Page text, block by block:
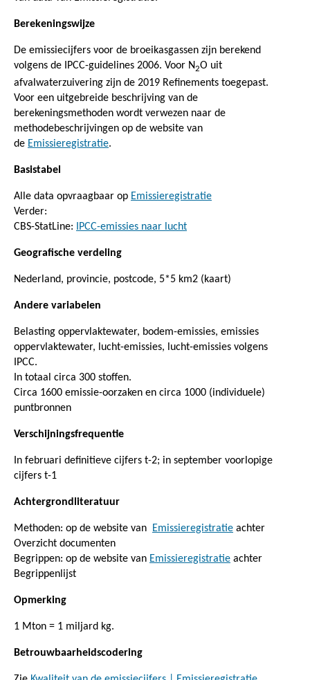
Berekeningswijze
De emissiecijfers voor de broeikasgassen zijn berekend
volgens de IPCC-guidelines 2006. Voor N2O uit
afvalwaterzuivering zijn de 2019 Refinements toegepast.
Voor een uitgebreide beschrijving van de
berekeningsmethoden wordt verwezen naar de
methodebeschrijvingen op de website van
de Emissieregistratie.
Basistabel
Alle data opvraagbaar op Emissieregistratie
Verder:
CBS-StatLine:
IPCC-emissies naar lucht
Geografische verdeling
Nederland, provincie, postcode, 5*5 km2 (kaart)
Andere variabelen
Belasting oppervlaktewater, bodem-emissies, emissies
oppervlaktewater, lucht-emissies, lucht-emissies volgens
IPCC.
In totaal circa 300 stoffen.
Circa 1600 emissie-oorzaken en circa 1000 (individuele)
puntbronnen
Verschijningsfrequentie
In februari definitieve cijfers t-2; in september voorlopige
cijfers t-1
Achtergrondliteratuur
Methoden: op de website van Emissieregistratie achter
Overzicht documenten
Begrippen: op de website van Emissieregistratie achter
Begrippenlijst
Opmerking
1 Mton = 1 miljard kg.
Betrouwbaarheidscodering